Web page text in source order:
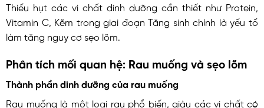
Thiếu hụt các vi chất dinh dưỡng cần thiết như Protein,
Vitamin C, Kẽm trong giai đoạn Tăng sinh chính là yếu tố
làm tăng nguy cơ sẹo lõm.
Phân tích mối quan hệ: Rau muống và sẹo lõm
Thành phần dinh dưỡng của rau muống
Rau muống là một loại rau phổ biến, giàu các vi chất có